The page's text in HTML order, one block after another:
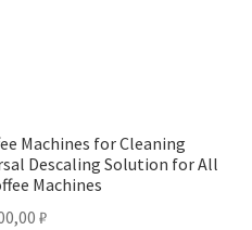
Machines for Cleaning
Descaling Solution for All
Machines
₽